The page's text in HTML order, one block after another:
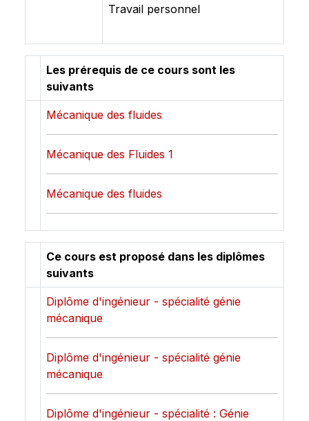
Travail personnel
Les prérequis de ce cours sont les
suivants
Mécanique des fluides
Mécanique des Fluides 1
Mécanique des fluides
Ce cours est proposé dans les diplômes
suivants
Diplôme d'ingénieur - spécialité génie
mécanique
Diplôme d'ingénieur - spécialité génie
mécanique
Diplôme d'ingénieur - spécialité : Génie